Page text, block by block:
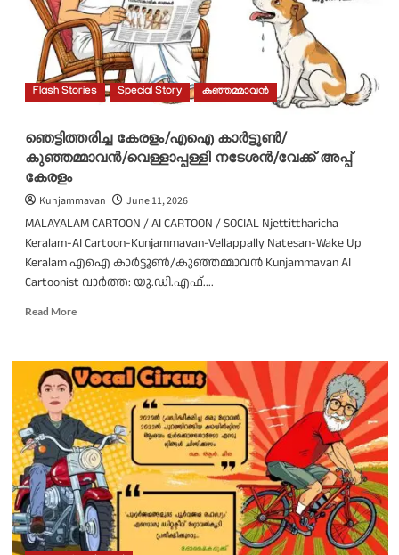
കാർട്ടൂൺ
Flash Stories Special Story കുഞ്ഞമ്മാവൻ
ഞെട്ടിത്തരിച്ച കേരളം/എഐ കാർട്ടൂൺ/
കുഞ്ഞമ്മാവൻ/വെള്ളാപ്പള്ളി നടേശൻ/വേക്ക് അപ്പ്
കേരളം
Kunjammavan June 11, 2026
MALAYALAM CARTOON / AI CARTOON / SOCIAL Njettittharicha
Keralam-AI Cartoon-Kunjammavan-Vellappally Natesan-Wake Up
Keralam എഐ കാർട്ടൂൺ/കുഞ്ഞമ്മാവൻ Kunjammavan AI
Cartoonist വാർത്ത: യു.ഡി.എഫ്....
Read MoreRead
ഞെട്ടിത്തരിച്ച
കേരളം/
എഐ
കാർട്ടൂൺ/
കുഞ്ഞമ്മാവൻ/
വെള്ളാപ്പള്ളി
നടേശൻ/
വേക്ക്
അപ്പ്
കേരളം